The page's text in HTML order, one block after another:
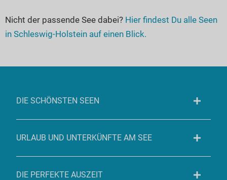
Nicht der passende See dabei? Hier findest Du alle Seen
in Schleswig-Holstein auf einen Blick.
DIE SCHÖNSTEN SEEN
URLAUB UND UNTERKÜNFTE AM SEE
DIE PERFEKTE AUSZEIT